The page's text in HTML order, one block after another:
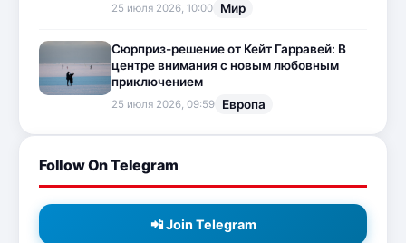
25 июля 2026, 10:00 Мир
Сюрприз-решение от Кейт Гарравей: В
центре внимания с новым любовным
приключением
25 июля 2026, 09:59 Европа
Follow On Telegram
📲 Join Telegram